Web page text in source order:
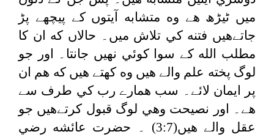
ميں ٹيڑھ هے وه متشابه آيتوں كے پيچھے پڑ
جاتےهيں فتنه كي تلاش ميں۔ حالاں كه ان كا
مطلب الله كے سوا كوئي نهيں جانتا۔ اور جو
لوگ پخته علم والے هيں وه كهتے هيں كه هم ان
پر ايمان لائے۔ سب همارے رب كي طرف سے
هے۔ اور نصيحت وهي لوگ قبول كرتےهيں جو
عقل والے هيں(3:7) ۔ حضرت عائشه رضي